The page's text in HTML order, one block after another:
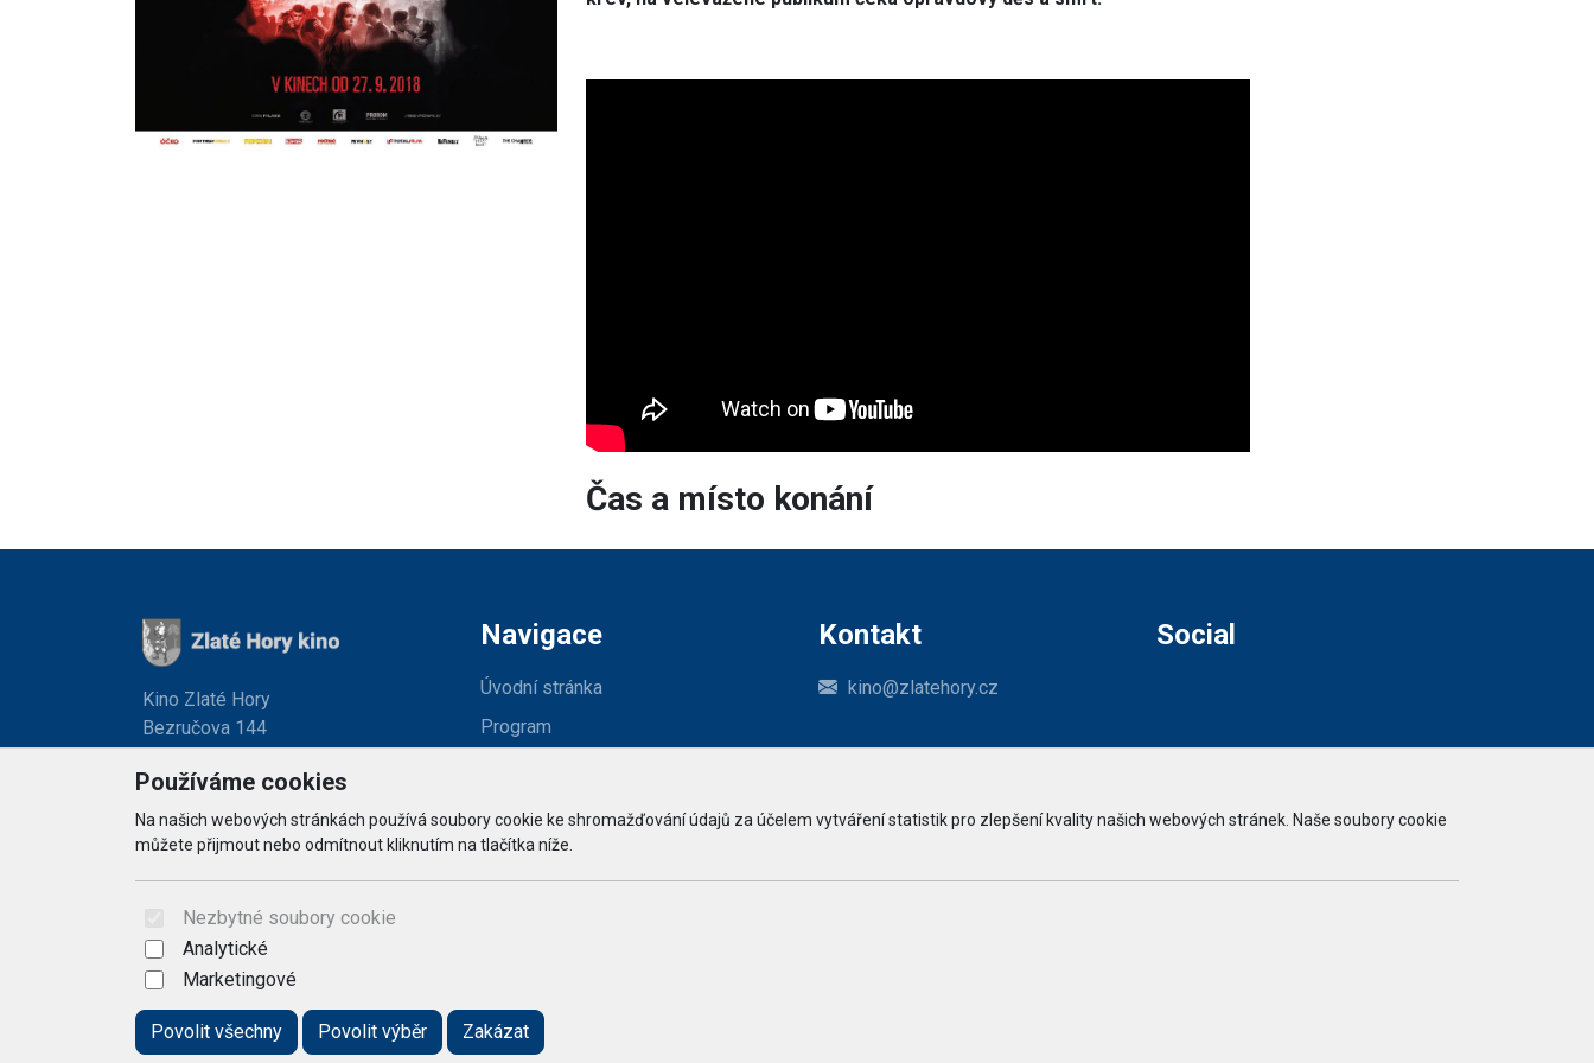
Čas a místo konání
Používáme cookies
Na našich webových stránkách používá soubory cookie ke shromažďování údajů za účelem vytváření statistik pro zlepšení kvality našich webových stránek. Naše soubory cookie
můžete přijmout nebo odmítnout kliknutím na tlačítka níže.
Nezbytné soubory cookie
Analytické
Marketingové
Povolit všechny Povolit výběr Zakázat
Kino Zlaté Hory
Bezručova 144
Navigace
Úvodní stránka
Program
Kontakt
Kontakt
kino@zlatehory.cz
Social